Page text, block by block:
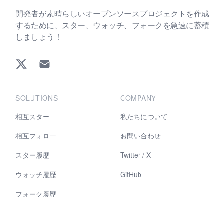
開発者が素晴らしいオープンソースプロジェクトを作成
するために、スター、ウォッチ、フォークを急速に蓄積
しましょう！
Twitter EMAIL
SOLUTIONS
相互スター
相互フォロー
スター履歴
ウォッチ履歴
フォーク履歴
COMPANY
私たちについて
お問い合わせ
Twitter / X
GitHub